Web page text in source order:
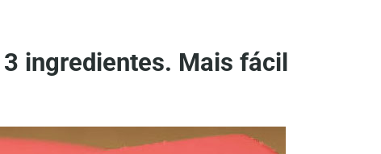
ingredientes. Mais fácil